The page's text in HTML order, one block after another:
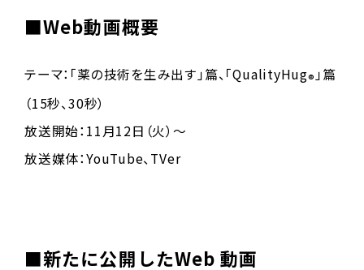
■Web動画概要
テーマ：「薬の技術を生み出す」篇、「QualityHug® 」篇
（15秒、30秒）
放送開始：11月12日（火）～
放送媒体：YouTube、TVer
■新たに公開したWeb 動画